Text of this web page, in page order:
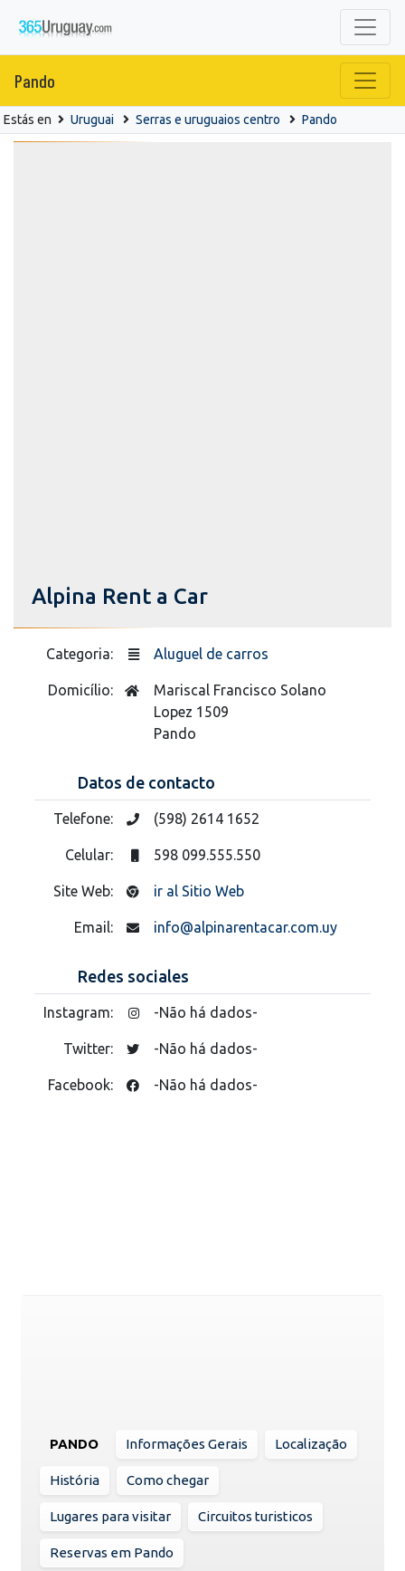
Pando
Estás en Uruguai Serras e uruguaios centro Pando
Alpina Rent a Car
Categoria: Aluguel de carros
Domicílio:
Mariscal Francisco Solano
Lopez 1509
Pando
Datos de contacto
Telefone: (598) 2614 1652
Celular: 598 099.555.550
Site Web: ir al Sitio Web
Email: info@alpinarentacar.com.uy
Redes sociales
Instagram: -Não há dados-
Twitter: -Não há dados-
Facebook: -Não há dados-
PANDO Informações Gerais Localização
História Como chegar
Lugares para visitar Circuitos turisticos
Reservas em Pando